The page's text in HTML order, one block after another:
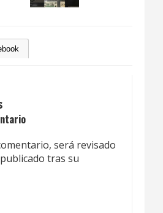
será revisado
tras su